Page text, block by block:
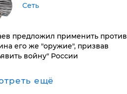
Сеть
предложил применить против
его же "оружие", призвав
войну" России
ещё